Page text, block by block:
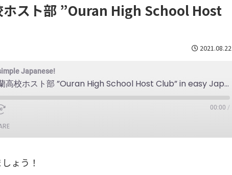
スト部 ”Ouran High School Host
2021.08.22
Japanese!
#3 Let's talk about 桜蘭高校ホスト部 ”Ouran High School Host Club” in easy Japanese！
00:00 /
ょう！